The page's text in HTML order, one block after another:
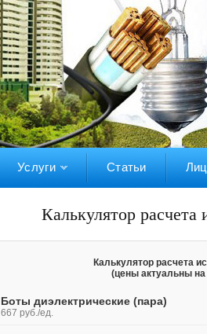
Услуги Статьи
Калькулятор
Калькулятор расчета
(цены актуальны на
Боты диэлектрические (пара)
667 руб./ед.